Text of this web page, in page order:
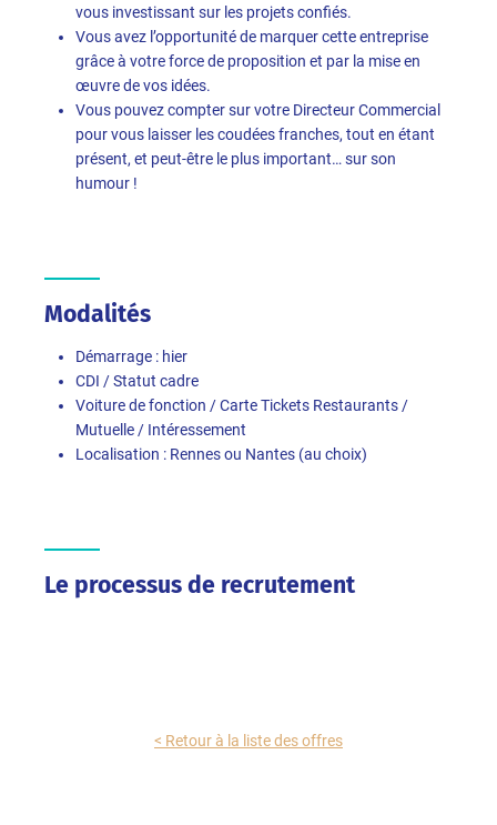
vous investissant sur les projets confiés.
Vous avez l’opportunité de marquer cette entreprise
grâce à votre force de proposition et par la mise en
œuvre de vos idées.
Vous pouvez compter sur votre Directeur Commercial
pour vous laisser les coudées franches, tout en étant
présent, et peut-être le plus important… sur son
humour !
Modalités
Démarrage : hier
CDI / Statut cadre
Voiture de fonction / Carte Tickets Restaurants /
Mutuelle / Intéressement
Localisation : Rennes ou Nantes (au choix)
Le processus de recrutement
< Retour à la liste des offres